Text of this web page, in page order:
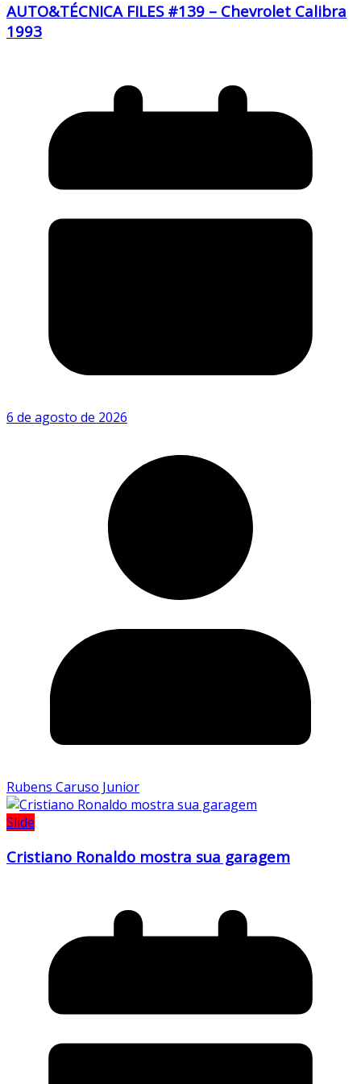
AUTO&TÉCNICA FILES #139 – Chevrolet Calibra
1993
6 de agosto de 2026
Rubens Caruso Junior
Slide
Cristiano Ronaldo mostra sua garagem